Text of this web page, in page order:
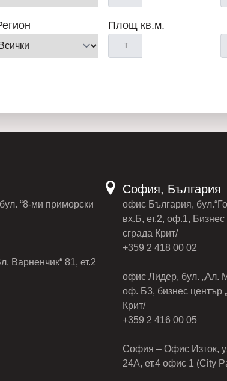
Площ кв.м.
т
“8-ми приморски
Варненчик“ 81, ет.2
София, България
офис България,
вх.Б, ет.2, оф.1, Бизнес
сграда Крит/
+359 2 418 00 02
офис Лидер, бул. „Ал.
оф. Б3, бизнес център
Крит/
+359 2 416 00 05
София – Офис Изток,
24А, ет.4 офис 1 (City